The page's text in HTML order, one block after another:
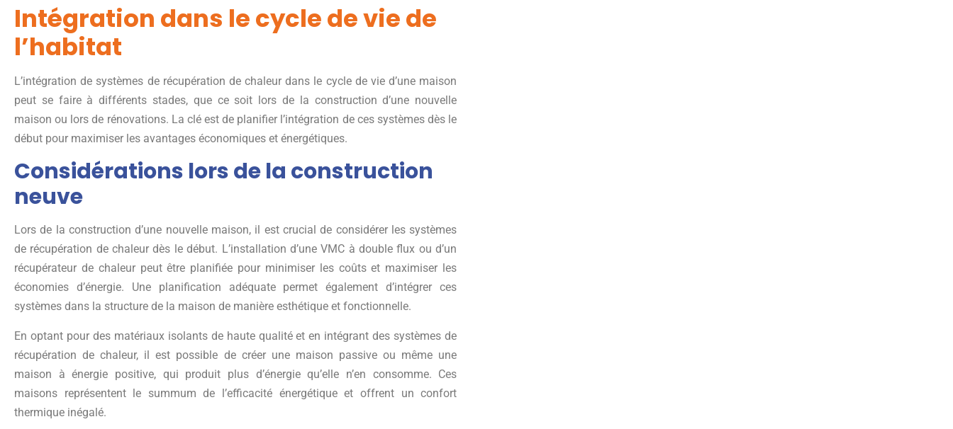
Intégration dans le cycle de vie de
l’habitat
L’intégration de systèmes de récupération de chaleur dans le cycle de vie d’une maison
peut se faire à différents stades, que ce soit lors de la construction d’une nouvelle
maison ou lors de rénovations. La clé est de planifier l’intégration de ces systèmes dès le
début pour maximiser les avantages économiques et énergétiques.
Considérations lors de la construction
neuve
Lors de la construction d’une nouvelle maison, il est crucial de considérer les systèmes
de récupération de chaleur dès le début. L’installation d’une VMC à double flux ou d’un
récupérateur de chaleur peut être planifiée pour minimiser les coûts et maximiser les
économies d’énergie. Une planification adéquate permet également d’intégrer ces
systèmes dans la structure de la maison de manière esthétique et fonctionnelle.
En optant pour des matériaux isolants de haute qualité et en intégrant des systèmes de
récupération de chaleur, il est possible de créer une maison passive ou même une
maison à énergie positive, qui produit plus d’énergie qu’elle n’en consomme. Ces
maisons représentent le summum de l’efficacité énergétique et offrent un confort
thermique inégalé.